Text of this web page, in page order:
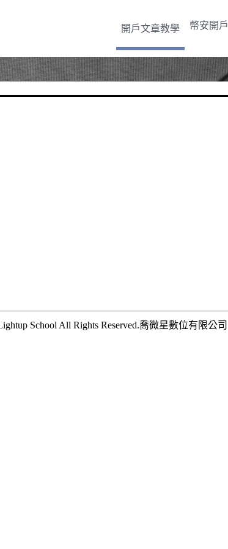
開戶文章教學 幣安開戶
School All Rights Reserved.喬微星數位有限公司